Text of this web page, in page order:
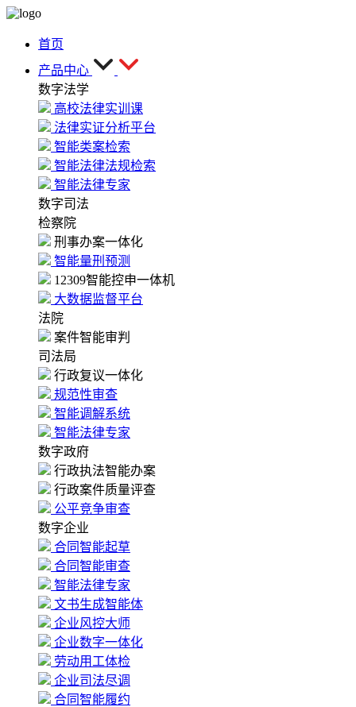
首页
产品中心
数字法学
高校法律实训课
法律实证分析平台
智能类案检索
智能法律法规检索
智能法律专家
数字司法
检察院
刑事办案一体化
智能量刑预测
12309智能控申一体机
大数据监督平台
法院
案件智能审判
司法局
行政复议一体化
规范性审查
智能调解系统
智能法律专家
数字政府
行政执法智能办案
行政案件质量评查
公平竞争审查
数字企业
合同智能起草
合同智能审查
智能法律专家
文书生成智能体
企业风控大师
企业数字一体化
劳动用工体检
企业司法尽调
合同智能履约